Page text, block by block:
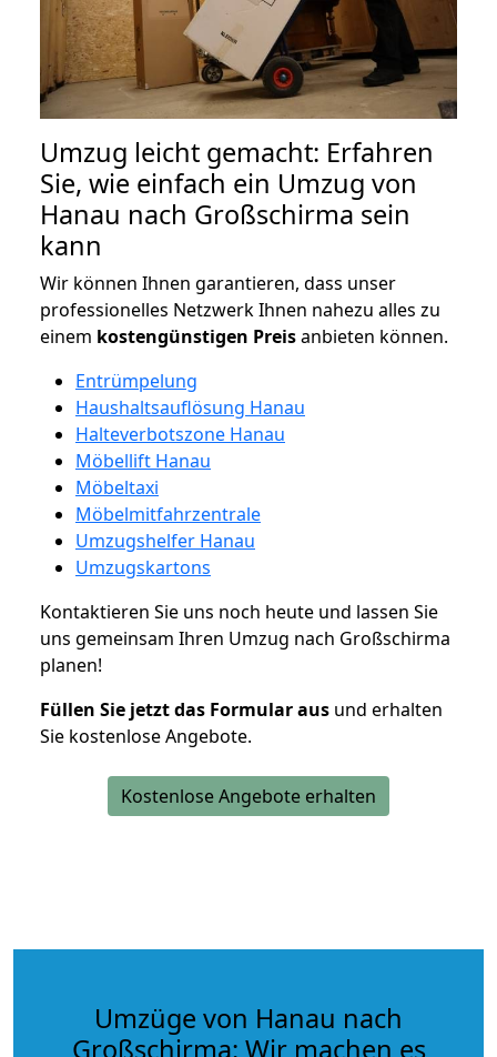
Umzug leicht gemacht: Erfahren
Sie, wie einfach ein Umzug von
Hanau nach Großschirma sein
kann
Wir können Ihnen garantieren, dass unser
professionelles Netzwerk Ihnen nahezu alles zu
einem kostengünstigen Preisanbieten können.
Entrümpelung
Haushaltsauflösung Hanau
Halteverbotszone Hanau
Möbellift Hanau
Möbeltaxi
Möbelmitfahrzentrale
Umzugshelfer Hanau
Umzugskartons
Kontaktieren Sie uns noch heute und lassen Sie
uns gemeinsam Ihren Umzug nach Großschirma
planen!
Füllen Sie jetzt das Formular aus und erhalten
Sie kostenlose Angebote.
Kostenlose Angebote erhalten
Umzüge von Hanau nach
Großschirma: Wir machen es